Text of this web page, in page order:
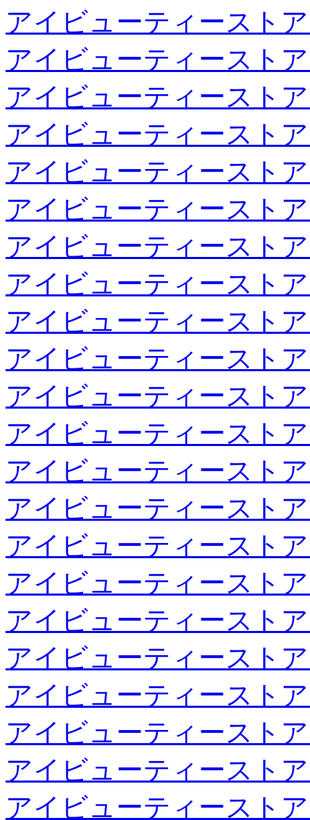
アイビューティースト
アイビューティースト
アイビューティースト
アイビューティースト
アイビューティースト
アイビューティースト
アイビューティースト
アイビューティースト
アイビューティースト
アイビューティースト
アイビューティースト
アイビューティースト
アイビューティースト
アイビューティースト
アイビューティースト
アイビューティースト
アイビューティースト
アイビューティースト
アイビューティースト
アイビューティースト
アイビューティースト
アイビューティースト